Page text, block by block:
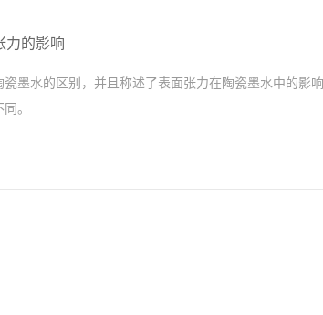
力的影响
墨水的区别，并且称述了表面张力在陶瓷墨水中的影
。